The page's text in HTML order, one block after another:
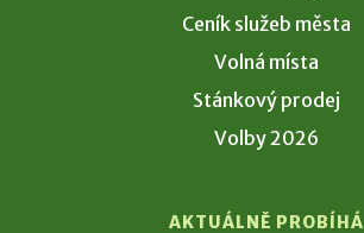
Ceník služeb města
Volná místa
Stánkový prodej
Volby 2026
AKTUÁLNĚ PROBÍHÁ